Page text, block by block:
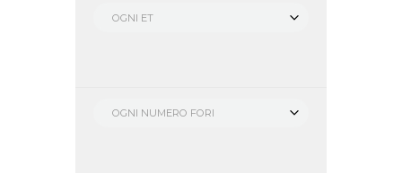
OGNI ET
OGNI NUMERO FORI